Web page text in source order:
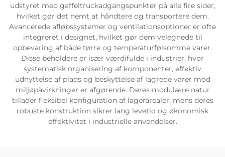
udstyret med gaffeltruckadgangspunkter på alle fire sider,
hvilket gør det nemt at håndtere og transportere dem.
Avancerede afløbssystemer og ventilationsoptioner er ofte
integreret i designet, hvilket gør dem velegnede til
opbevaring af både tørre og temperaturfølsomme varer.
Disse beholdere er især værdifulde i industrier, hvor
systematisk organisering af komponenter, effektiv
udnyttelse af plads og beskyttelse af lagrede varer mod
miljøpåvirkninger er afgørende. Deres modulære natur
tillader fleksibel konfiguration af lagerarealer, mens deres
robuste konstruktion sikrer lang levetid og økonomisk
effektivitet i industrielle anvendelser.